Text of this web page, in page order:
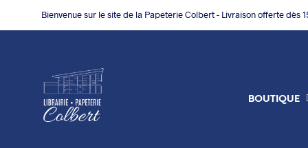
Bienvenue sur le site de la Papeterie Colbert - Livraison offerte dès
BOUTIQUE